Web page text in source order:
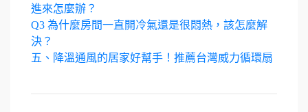
進來怎麼辦？
Q3 為什麼房間一直開冷氣還是很悶熱，該怎麼解
決？
五、降溫通風的居家好幫手！推薦台灣威力循環扇